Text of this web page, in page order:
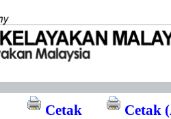
Cetak
Cetak